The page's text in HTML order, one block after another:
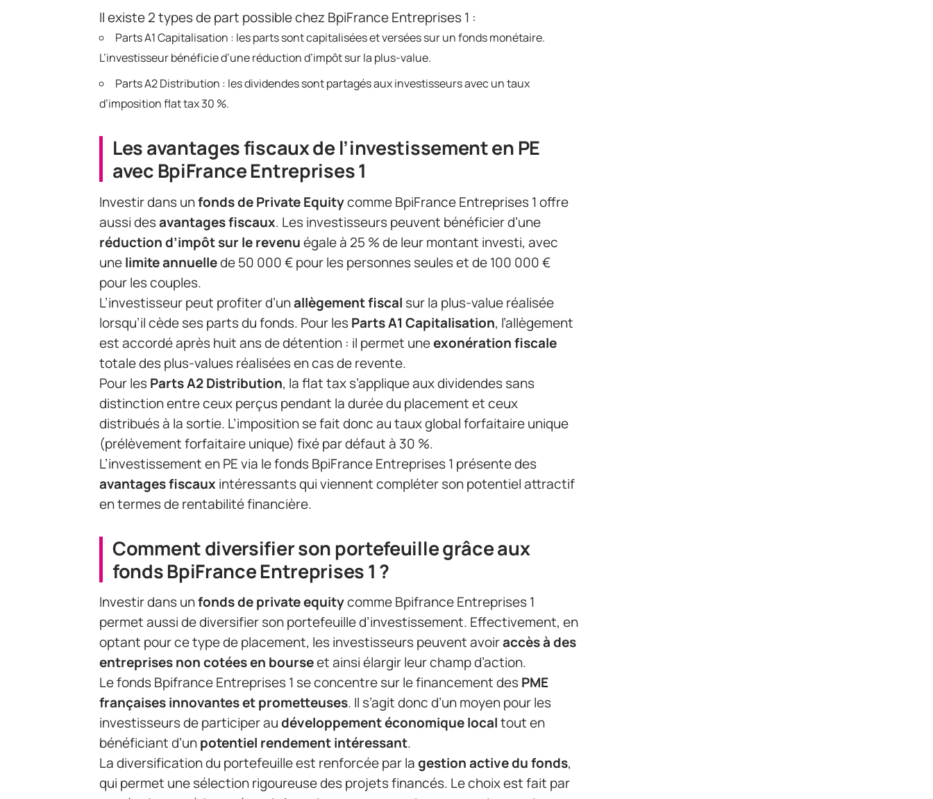
Il existe 2 types de part possible chez BpiFrance Entreprises 1 :
Parts A1 Capitalisation : les parts sont capitalisées et versées sur un fonds monétaire.
L’investisseur bénéficie d’une réduction d’impôt sur la plus-value.
Parts A2 Distribution : les dividendes sont partagés aux investisseurs avec un taux
d’imposition flat tax 30 %.
Les avantages fiscaux de l’investissement en PE
avec BpiFrance Entreprises 1
Investir dans unfonds de Private Equitycomme BpiFrance Entreprises 1 offre
aussi desavantages fiscaux. Les investisseurs peuvent bénéficier d’une
réduction d’impôt sur le revenuégale à 25 % de leur montant investi, avec
unelimite annuellede 50 000 € pour les personnes seules et de 100 000 €
pour les couples.
L’investisseur peut profiter d’unallègement fiscal sur la plus-value réalisée
lorsqu’il cède ses parts du fonds. Pour lesParts A1 Capitalisation, l’allègement
est accordé après huit ans de détention : il permet uneexonération fiscale
totale des plus-values réalisées en cas de revente.
Pour lesParts A2 Distribution, la flat tax s’applique aux dividendes sans
distinction entre ceux perçus pendant la durée du placement et ceux
distribués à la sortie. L’imposition se fait donc au taux global forfaitaire unique
(prélèvement forfaitaire unique) fixé par défaut à 30 %.
L’investissement en PE via le fonds BpiFrance Entreprises 1 présente des
avantages fiscaux intéressants qui viennent compléter son potentiel attractif
en termes de rentabilité financière.
Comment diversifier son portefeuille grâce aux
fonds BpiFrance Entreprises 1 ?
Investir dans unfonds de private equitycomme Bpifrance Entreprises 1
permet aussi de diversifier son portefeuille d’investissement. Effectivement, en
optant pour ce type de placement, les investisseurs peuvent avoiraccès à des
entreprises non cotées en bourseet ainsi élargir leur champ d’action.
Le fonds Bpifrance Entreprises 1 se concentre sur le financement desPME
françaises innovantes et prometteuses. Il s’agit donc d’un moyen pour les
investisseurs de participer audéveloppement économique localtout en
bénéficiant d’unpotentiel rendement intéressant.
La diversification du portefeuille est renforcée par lagestion active du fonds,
qui permet une sélection rigoureuse des projets financés. Le choix est fait par